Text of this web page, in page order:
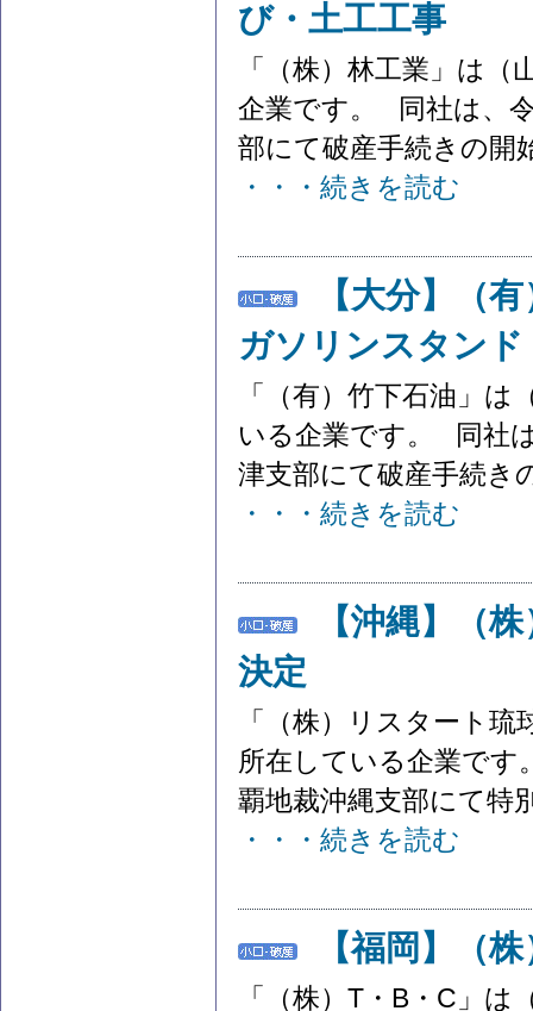
び・土工工事
「（株）林工業」は
企業です。 同社は、
部にて破産手続きの開
・・・続きを読む
【大分】（
ガソリンスタンド
「（有）竹下石油」
いる企業です。 同社
津支部にて破産手続き
・・・続きを読む
【沖縄】（
決定
「（株）リスタート
所在している企業で
覇地裁沖縄支部にて特
・・・続きを読む
【福岡】（
「（株）T・B・C」